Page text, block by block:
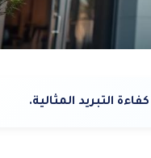
التبريد المثالية.